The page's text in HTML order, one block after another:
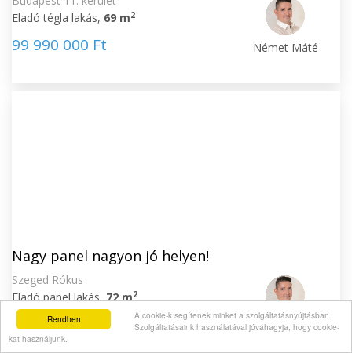
Rendben
A cookie-k segítenek minket a szolgáltatásnyújtásban.
Szolgáltatásaink használatával jóváhagyja, hogy cookie-
kat használjunk.
Eladó tégla lakás, 69 m2
99 990 000 Ft Német Máté
Nagy panel nagyon jó helyen!
Szeged Rókus
Eladó panel lakás,72 m2
61 900 000 Ft Német Máté